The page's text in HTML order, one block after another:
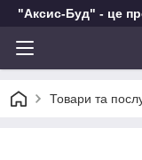
"Аксис-Буд" - це
Товари та